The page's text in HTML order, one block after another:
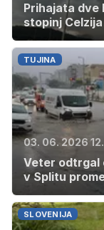
Prihajata dve
stopinj
TUJINA
03. 06. 2026
Veter odtrgal
v Splitu
SLOVENIJA